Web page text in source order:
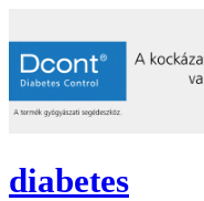
diabetes